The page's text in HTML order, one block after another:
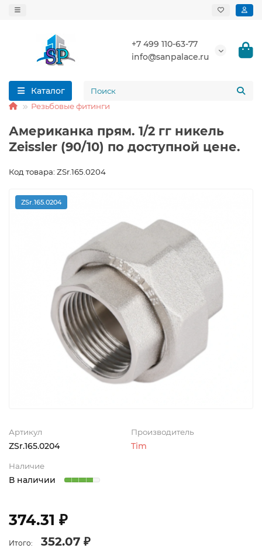
+7 499 110-63-77
info@sanpalace.ru
Каталог
Резьбовые фитинги
Американка прям. 1/2 гг никель
Zeissler (90/10) по доступной цене.
Код товара: ZSr.165.0204
ZSr.165.0204
Артикул
ZSr.165.0204
Производитель
Tim
Наличие
В наличии
374.31 ₽
Итого: 352.07 ₽